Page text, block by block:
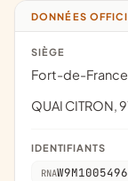
DONNÉES
SIÈGE
Fort-de-
QUAI CITRON,
IDENTIFIANTS
RNAW9M1005496